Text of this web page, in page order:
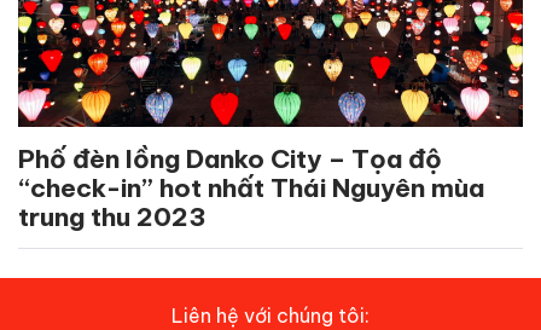
Phố đèn lồng Danko City – Tọa độ
“check-in” hot nhất Thái Nguyên mùa
trung thu 2023
Liên hệ với chúng tôi: